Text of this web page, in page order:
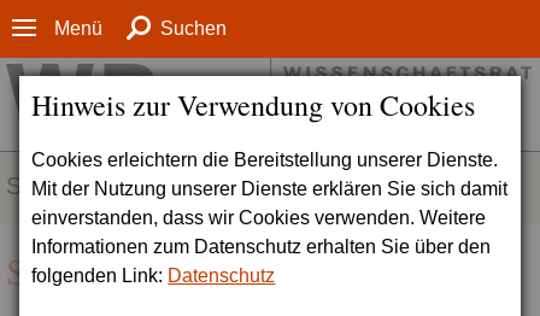
Hinweis zur Verwendung von Cookies
Cookies erleichtern die Bereitstellung unserer Dienste.
Mit der Nutzung unserer Dienste erklären Sie sich damit
einverstanden, dass wir Cookies verwenden. Weitere
Informationen zum Datenschutz erhalten Sie über den
folgenden Link: Datenschutz
Menü Suchen
SERVICE
Seite empfehlen